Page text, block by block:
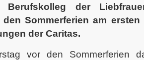
Berufskolleg der
Sommerferien am
der Caritas.
vor den Sommerferien